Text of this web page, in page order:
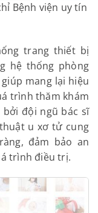
Bệnh viện uy
trang thiết bị
thống phòng
giúp mang lại
đó, quá trình
thực hiện bởi